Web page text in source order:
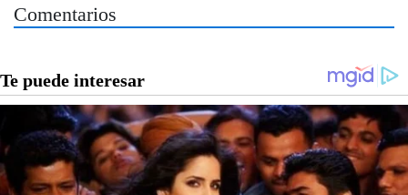
Comentarios